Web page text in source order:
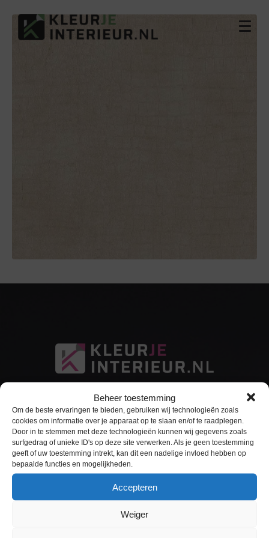
Beheer toestemming
Om de beste ervaringen te bieden, gebruiken wij technologieën zoals
cookies om informatie over je apparaat op te slaan en/of te raadplegen.
Door in te stemmen met deze technologieën kunnen wij gegevens zoals
surfgedrag of unieke ID's op deze site verwerken. Als je geen toestemming
geeft of uw toestemming intrekt, kan dit een nadelige invloed hebben op
bepaalde functies en mogelijkheden.
Accepteren
Weiger
Sitemap
Home
Interieurfolie